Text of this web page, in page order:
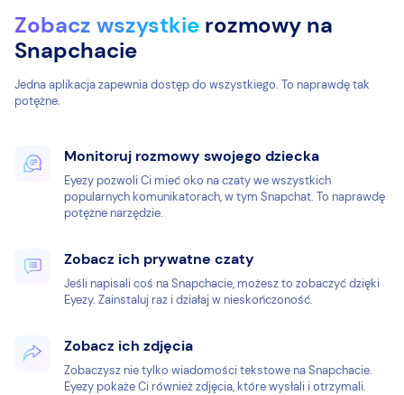
Zobacz wszystkie rozmowy na
Snapchacie
Jedna aplikacja zapewnia dostęp do wszystkiego. To naprawdę tak
potężne.
Monitoruj rozmowy swojego dziecka
Eyezy pozwoli Ci mieć oko na czaty we wszystkich
popularnych komunikatorach, w tym Snapchat. To naprawdę
potężne narzędzie.
Zobacz ich prywatne czaty
Jeśli napisali coś na Snapchacie, możesz to zobaczyć dzięki
Eyezy. Zainstaluj raz i działaj w nieskończoność.
Zobacz ich zdjęcia
Zobaczysz nie tylko wiadomości tekstowe na Snapchacie.
Eyezy pokaże Ci również zdjęcia, które wysłali i otrzymali.